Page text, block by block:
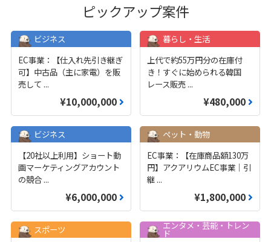
ピックアップ案件
ビジネス
EC事業：【仕入れ先引き継ぎ
可】中古品（主に家電）を販
売して ...
¥10,000,000
暮らし・生活
上代で約55万円分の在庫付
き！すぐに始められる韓国
レース販売 ...
¥480,000
ビジネス
【20社以上利用】ショート動
画マーケティングアカウント
の競合...
¥6,000,000
ペット・動物
EC事業：【在庫商品額130万
円】アクアリウムEC事業｜引
継 ...
¥1,800,000
スポーツ エンタメ・芸能・トレン
ド